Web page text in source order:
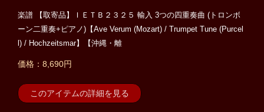
楽譜 【取寄品】ＩＥＴＢ２３２５ 輸入 3つの四重奏曲 (トロンボ
ーン二重奏+ピアノ)【Ave Verum (Mozart) / Trumpet Tune (Purcel
l) / Hochzeitsmar】【沖縄・離
価格：8,690円
このアイテムの詳細を見る